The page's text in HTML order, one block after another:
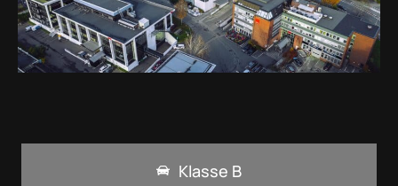
Klasse B